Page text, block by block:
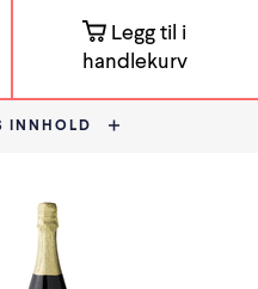
handlekurv
INNHOLD